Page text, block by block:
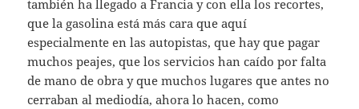
también ha llegado a Francia y con ella los recortes,
que la gasolina está más cara que aquí
especialmente en las autopistas, que hay que pagar
muchos peajes, que los servicios han caído por falta
de mano de obra y que muchos lugares que antes no
cerraban al mediodía, ahora lo hacen, como